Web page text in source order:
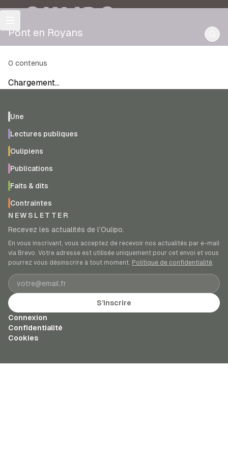
OULIPO
Pont en Royans
0 contenus
Chargement…
Une
Lectures publiques
Oulipiens
Publications
Faits & dits
Contraintes
NEWSLETTER
Recevez les actualités de l’Oulipo.
En vous inscrivant, vous acceptez de recevoir nos actualités par e-mail
via Brevo. Votre adresse est utilisée uniquement pour cet envoi et vous
pourrez vous désinscrire à tout moment. Politique de confidentialité.
Adresse e-mail
S’inscrire
Connexion
Confidentialité
Cookies